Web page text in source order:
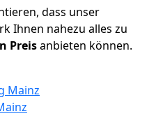
dass unser
Ihnen nahezu alles zu
Preisanbieten können.
Mainz